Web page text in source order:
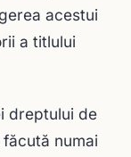
acestui
a titlului
dreptului de
numai